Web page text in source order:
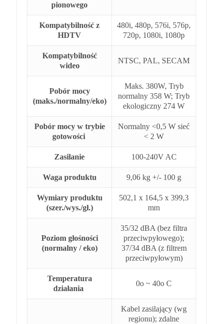
pionowego
Kompatybilność z
HDTV
480i, 480p, 576i, 576p,
720p, 1080i, 1080p‎
Kompatybilność
wideo
NTSC, PAL, SECAM
Pobór mocy
(maks./normalny/eko)
Maks. 380W, Tryb
normalny 358 W; Tryb
ekologiczny 274 W
Pobór mocy w trybie
gotowości
Normalny <0,5 W sieć
< 2 W
Zasilanie 100-240V AC
Waga produktu 9,06 kg +/- 100 g
Wymiary produktu
(szer./wys./gł.)
502,1 x 164,5 x 399,3
mm
Poziom głośności
(normalny / eko)
35/32 dBA (bez filtra
przeciwpyłowego);
37/34 dBA (z filtrem
przeciwpyłowym)
Temperatura
działania
0o ~ 40o C
Kabel zasilający (wg
regionu); zdalne